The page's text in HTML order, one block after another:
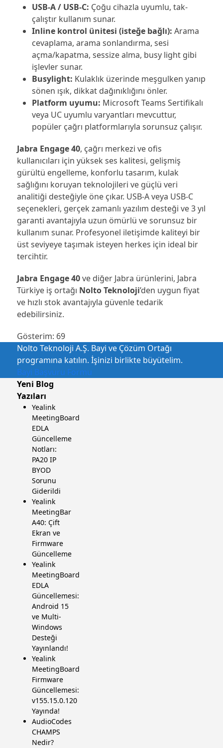
USB-A / USB-C: Çoğu cihazla uyumlu, tak-
çalıştır kullanım sunar.
Inline kontrol ünitesi (isteğe bağlı): Arama
cevaplama, arama sonlandırma, sesi
açma/kapatma, sessize alma, busy light gibi
işlevler sunar.
Busylight: Kulaklık üzerinde meşgulken yanıp
sönen ışık, dikkat dağınıklığını önler.
Platform uyumu: Microsoft Teams Sertifikalı
veya UC uyumlu varyantları mevcuttur,
popüler çağrı platformlarıyla sorunsuz çalışır.
Jabra Engage 40, çağrı merkezi ve ofis
kullanıcıları için yüksek ses kalitesi, gelişmiş
gürültü engelleme, konforlu tasarım, kulak
sağlığını koruyan teknolojileri ve güçlü veri
analitiği desteğiyle öne çıkar. USB-A veya USB-C
seçenekleri, gerçek zamanlı yazılım desteği ve 3 yıl
garanti avantajıyla uzun ömürlü ve sorunsuz bir
kullanım sunar. Profesyonel iletişimde kaliteyi bir
üst seviyeye taşımak isteyen herkes için ideal bir
tercihtir.
Jabra Engage 40ve diğer Jabra ürünlerini, Jabra
Türkiye iş ortağı Nolto Teknoloji’den uygun fiyat
ve hızlı stok avantajıyla güvenle tedarik
edebilirsiniz.
Gösterim: 69
Nolto Teknoloji A.Ş. Bayi ve Çözüm Ortağı
programına katılın. İşinizi birlikte büyütelim.
Bayi Başvuru Formu
Yeni Blog
Yazıları
Yealink
MeetingBoard
EDLA
Güncelleme
Notları:
PA20 IP
BYOD
Sorunu
Giderildi
Yealink
MeetingBar
A40: Çift
Ekran ve
Firmware
Güncelleme
Yealink
MeetingBoard
EDLA
Güncellemesi:
Android 15
ve Multi-
Windows
Desteği
Yayınlandı!
Yealink
MeetingBoard
Firmware
Güncellemesi:
v155.15.0.120
Yayında!
AudioCodes
CHAMPS
Nedir?